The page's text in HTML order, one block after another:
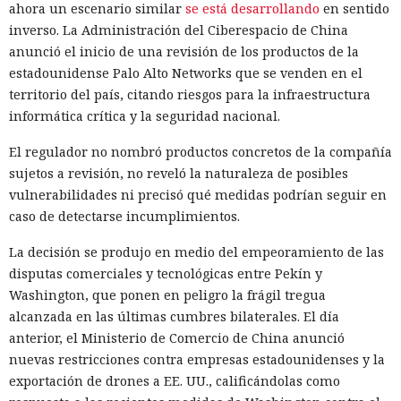
a todos tus contactos
13:36 / 07.08.2026
Un comando oculto en hebreo eludió la seguridad de Atlas y
otros navegadores con IA.
ahora un escenario similar se está desarrollando en sentido
inverso. La Administración del Ciberespacio de China
anunció el inicio de una revisión de los productos de la
estadounidense Palo Alto Networks que se venden en el
territorio del país, citando riesgos para la infraestructura
informática crítica y la seguridad nacional.
El regulador no nombró productos concretos de la compañía
sujetos a revisión, no reveló la naturaleza de posibles
vulnerabilidades ni precisó qué medidas podrían seguir en
caso de detectarse incumplimientos.
La decisión se produjo en medio del empeoramiento de las
disputas comerciales y tecnológicas entre Pekín y
Washington, que ponen en peligro la frágil tregua
alcanzada en las últimas cumbres bilaterales. El día
anterior, el Ministerio de Comercio de China anunció
nuevas restricciones contra empresas estadounidenses y la
exportación de drones a EE. UU., calificándolas como